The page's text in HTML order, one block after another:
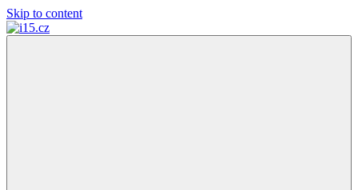
Skip to content